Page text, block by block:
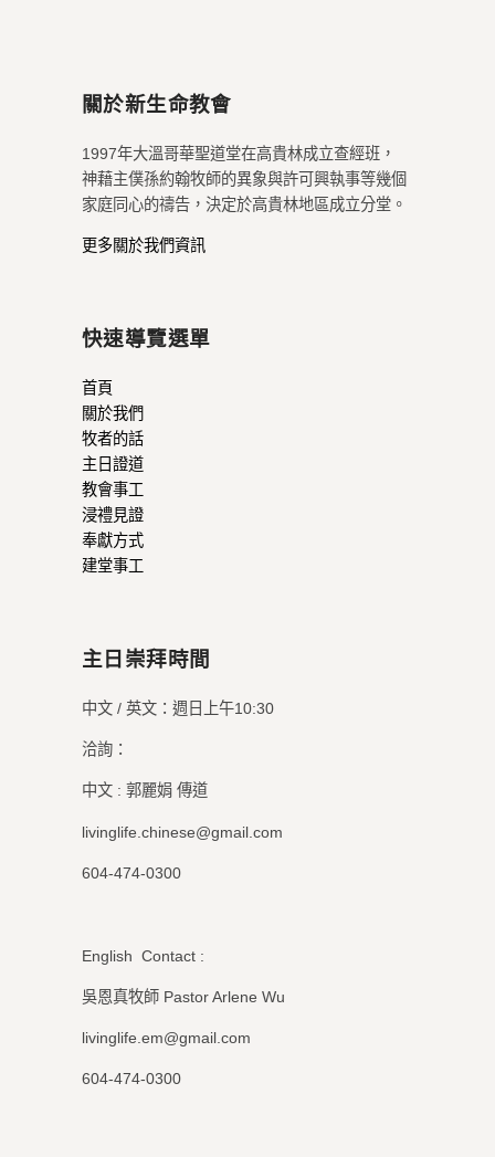
關於新生命教會
1997年大溫哥華聖道堂在高貴林成立查經班，
神藉主僕孫約翰牧師的異象與許可興執事等幾個
家庭同心的禱告，決定於高貴林地區成立分堂。
更多關於我們資訊
快速導覽選單
首頁
關於我們
牧者的話
主日證道
教會事工
浸禮見證
奉獻方式
建堂事工
主日崇拜時間
中文 / 英文：週日上午10:30
洽詢：
中文 : 郭麗娟 傳道
livinglife.chinese@gmail.com
604-474-0300
English Contact :
吳恩真牧師 Pastor Arlene Wu
livinglife.em@gmail.com
604-474-0300